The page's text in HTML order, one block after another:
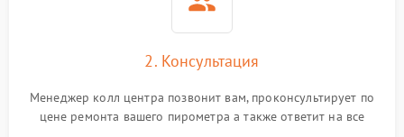
2. Консультация
Менеджер колл центра позвонит вам, проконсультирует по
цене ремонта вашего пирометра а также ответит на все